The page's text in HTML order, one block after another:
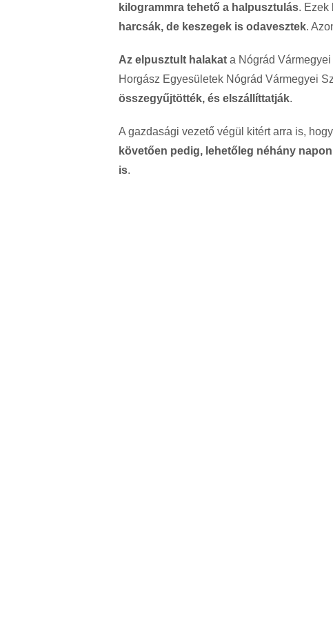
kilogrammra tehető a halpusztulás. Ezek
harcsák, de keszegek is odavesztek.
Az elpusztult halakat a Nógrád
Horgász Egyesületek Nógrád Vármegyei
összegyűjtötték, és elszállíttatják.
A gazdasági vezető végül kitért arra is, hogy
követően pedig, lehetőleg néhány
is.